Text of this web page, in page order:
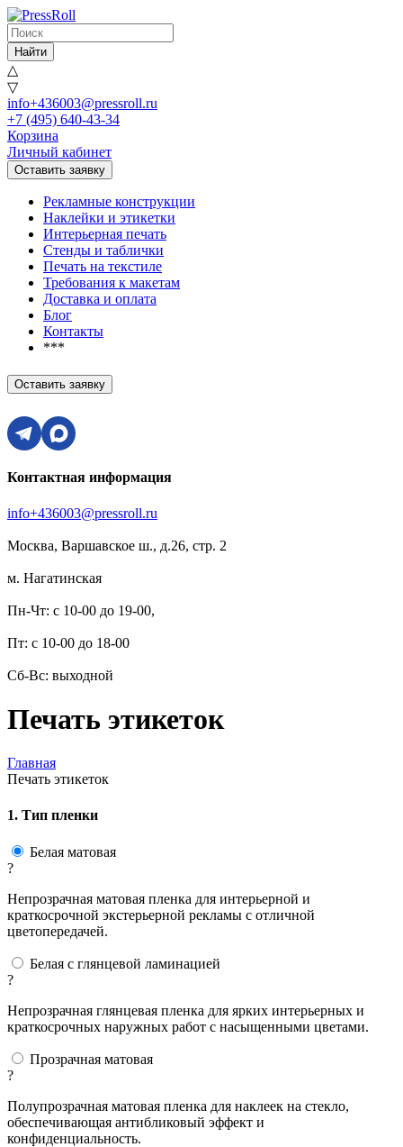
Найти
△
▽
info+436003@pressroll.ru
+7 (495) 640-43-34
Корзина
Личный кабинет
Оставить заявку
Рекламные конструкции
Наклейки и этикетки
Интерьерная печать
Стенды и таблички
Печать на текстиле
Требования к макетам
Доставка и оплата
Блог
Контакты
***
Оставить заявку
Контактная информация
info+436003@pressroll.ru
Москва, Варшавское ш., д.26, стр. 2
м. Нагатинская
Пн-Чт: с 10-00 до 19-00,
Пт: с 10-00 до 18-00
Сб-Вс: выходной
Печать этикеток
Главная
Печать этикеток
1. Тип пленки
Белая матовая
?
Непрозрачная матовая пленка для интерьерной и
краткосрочной экстерьерной рекламы с отличной
цветопередачей.
Белая с глянцевой ламинацией
?
Непрозрачная глянцевая пленка для ярких интерьерных и
краткосрочных наружных работ с насыщенными цветами.
Прозрачная матовая
?
Полупрозрачная матовая пленка для наклеек на стекло,
обеспечивающая антибликовый эффект и
конфиденциальность.